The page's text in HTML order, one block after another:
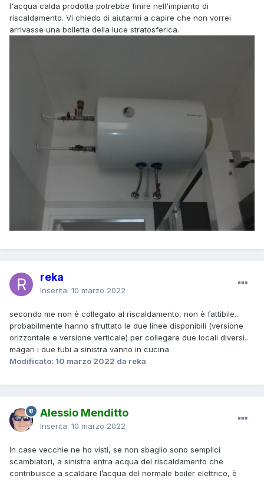
l'acqua calda prodotta potrebbe finire nell'impianto di
riscaldamento. Vi chiedo di aiutarmi a capire che non vorrei
arrivasse una bolletta della luce stratosferica.
reka
Inserita: 10 marzo 2022
secondo me non è collegato al riscaldamento, non è fattibile...
probabilmente hanno sfruttato le due linee disponibili (versione
orizzontale e versione verticale) per collegare due locali diversi..
magari i due tubi a sinistra vanno in cucina
Modificato: 10 marzo 2022 da reka
Alessio Menditto
Inserita: 10 marzo 2022
In case vecchie ne ho visti, se non sbaglio sono semplici
scambiatori, a sinistra entra acqua del riscaldamento che
contribuisce a scaldare l’acqua del normale boiler elettrico, è